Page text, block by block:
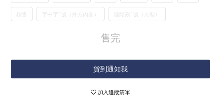
楷書 字中字1號（外方內圓） 陰陽刻1號（方型）
售完
貨到通知我
加入追蹤清單